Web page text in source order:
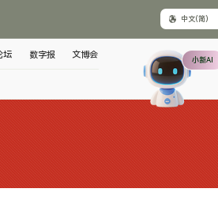
中文(简)
坛 数字报 文博会 小新AI